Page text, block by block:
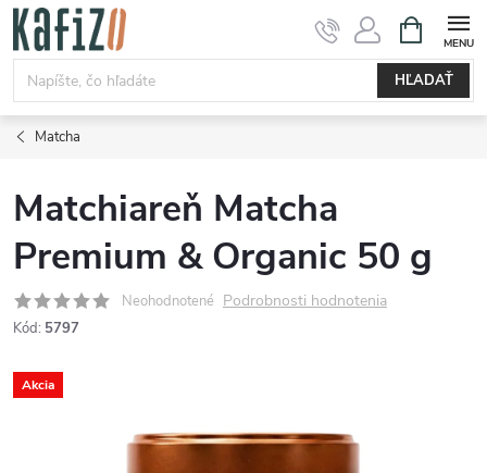
Prejsť
obsah
HĽADAŤ
KOŠÍK
Matcha
Matchiareň Matcha
Premium & Organic 50 g
Neohodnotené Podrobnosti hodnotenia
Kód: 5797
Akcia